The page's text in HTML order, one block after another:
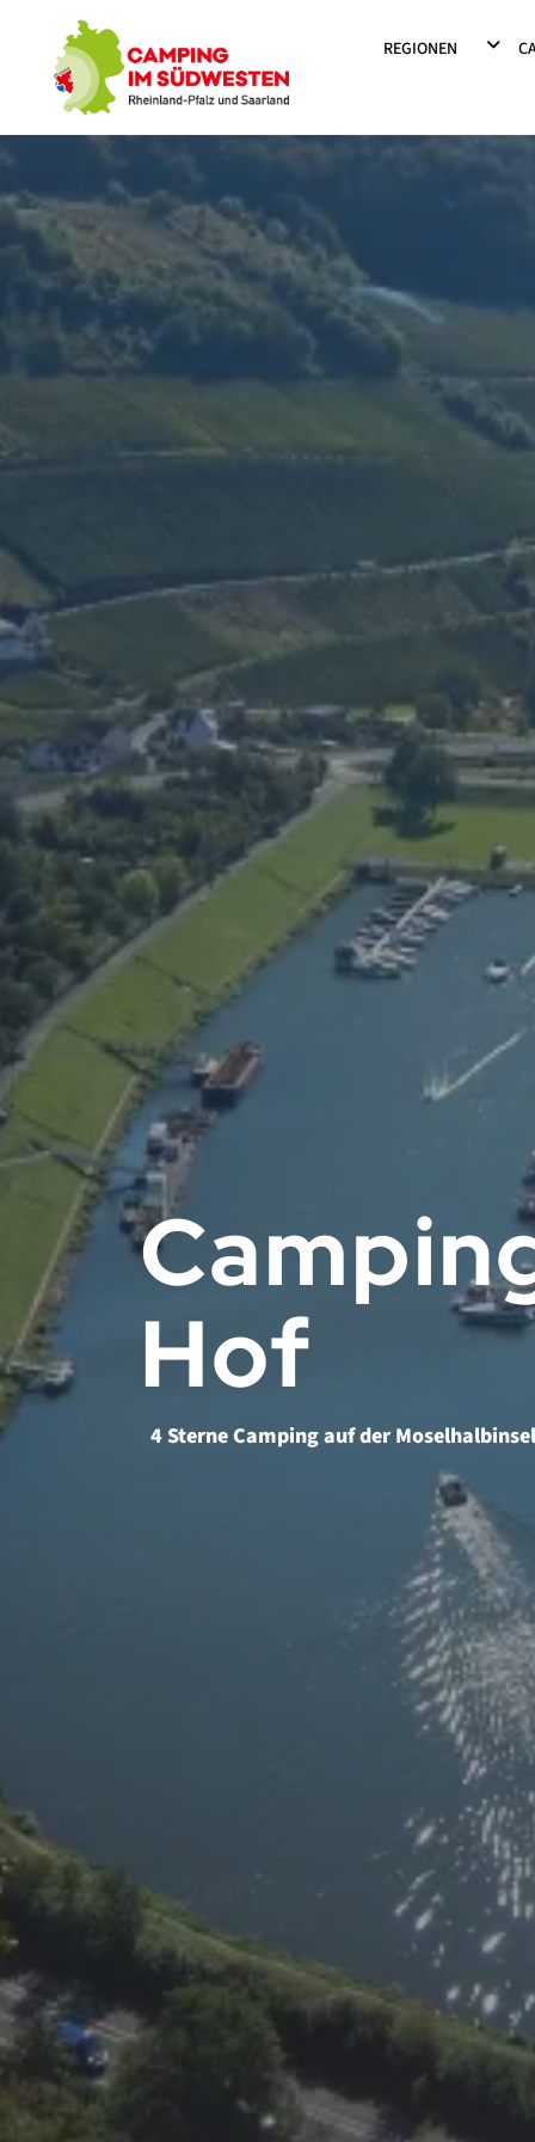
REGIONEN
Hof
4 Sterne Camping auf der Moselhalbinsel